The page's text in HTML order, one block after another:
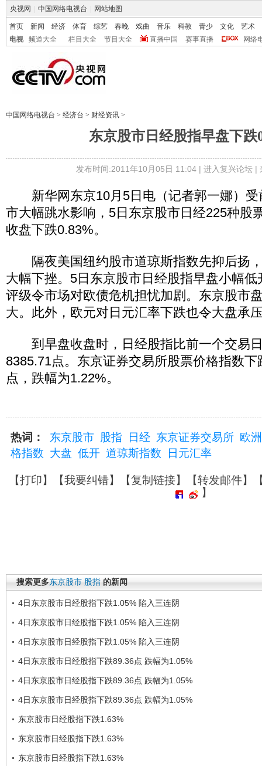
央视网 中国网络电视台 网站地图
首页 新闻 经济 体育 综艺 春晚 戏曲 音乐 科教 青少 文化
艺术
电视
频道大全 栏目大全 节目大全 直播中国 赛事直播 网络
中国网络电视台 > 经济台 > 财经资讯 >
东京股市日经股指早盘下跌
发布时间:2011年10月05日 11:04 | 进入复兴论坛|
新华网东京10月5日电（记者郭一娜）受
市大幅跳水影响，5日东京股市日经225种股
收盘下跌0.83%。
隔夜美国纽约股市道琼斯指数先抑后扬
大幅下挫。5日东京股市日经股指早盘小幅
评级令市场对欧债危机担忧加剧。东京股市
大。此外，欧元对日元汇率下跌也令大盘承
到早盘收盘时，日经股指比前一个交易
8385.71点。东京证券交易所股票价格指数
点，跌幅为1.22%。
热词： 东京股市 股指 日经 东京证券交易所 欧
格指数 大盘 低开 道琼斯指数 日元汇率
【打印】【我要纠错】【复制链接】【转发邮件】
】
搜索更多东京股市 股指 的新闻
4日东京股市日经股指下跌1.05% 陷入三连阴
4日东京股市日经股指下跌1.05% 陷入三连阴
4日东京股市日经股指下跌1.05% 陷入三连阴
4日东京股市日经股指下跌89.36点 跌幅为1.05%
4日东京股市日经股指下跌89.36点 跌幅为1.05%
4日东京股市日经股指下跌89.36点 跌幅为1.05%
东京股市日经股指下跌1.63%
东京股市日经股指下跌1.63%
东京股市日经股指下跌1.63%